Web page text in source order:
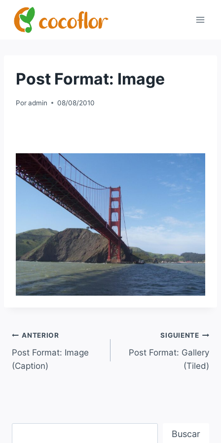
Post Format: Image
Poradmin 08/08/2010
ANTERIOR
Post Format: Image
(Caption)
SIGUIENTE
Post Format: Gallery
(Tiled)
Buscar